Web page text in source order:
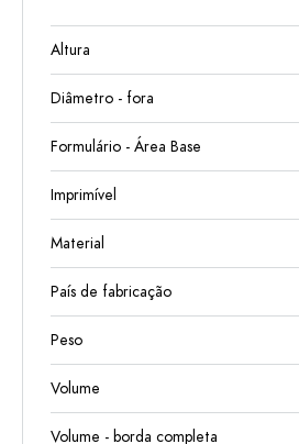
Altura
Diâmetro - fora
Formulário - Área Base
Imprimível
Material
País de fabricação
Peso
Volume
Volume - borda completa